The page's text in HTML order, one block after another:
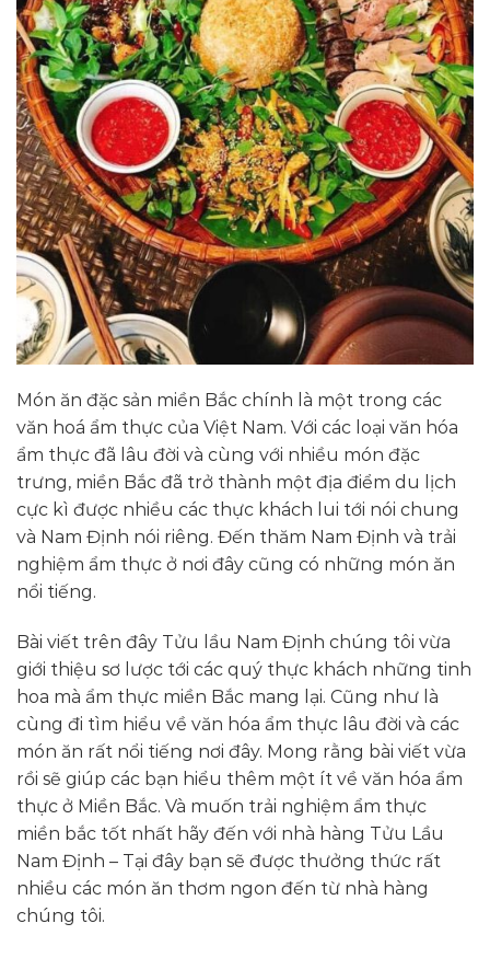
Món ăn đặc sản miền Bắc chính là một trong các
văn hoá ẩm thực của Việt Nam. Với các loại văn hóa
ẩm thực đã lâu đời và cùng với nhiều món đặc
trưng, miền Bắc đã trở thành một địa điểm du lịch
cực kì được nhiều các thực khách lui tới nói chung
và Nam Định nói riêng. Đến thăm Nam Định và trải
nghiệm ẩm thực ở nơi đây cũng có những món ăn
nổi tiếng.
Bài viết trên đây Tửu lầu Nam Định chúng tôi vừa
giới thiệu sơ lược tới các quý thực khách những tinh
hoa mà ẩm thực miền Bắc mang lại. Cũng như là
cùng đi tìm hiểu về văn hóa ẩm thực lâu đời và các
món ăn rất nổi tiếng nơi đây. Mong rằng bài viết vừa
rồi sẽ giúp các bạn hiểu thêm một ít về văn hóa ẩm
thực ở Miền Bắc. Và muốn trải nghiệm ẩm thực
miền bắc tốt nhất hãy đến với nhà hàng Tửu Lầu
Nam Định – Tại đây bạn sẽ được thưởng thức rất
nhiều các món ăn thơm ngon đến từ nhà hàng
chúng tôi.